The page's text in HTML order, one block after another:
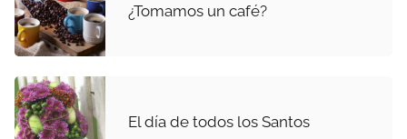
¿Tomamos un café?
El día de todos los Santos